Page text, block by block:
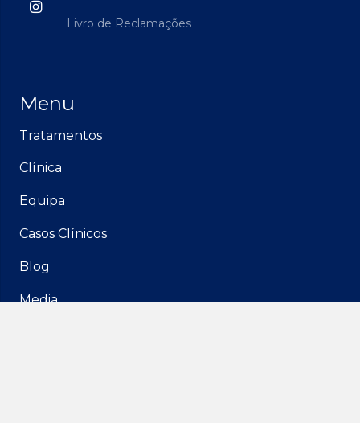
Livro de Reclamações
Menu
Tratamentos
Clínica
Equipa
Casos Clínicos
Blog
Media